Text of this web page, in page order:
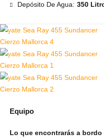
Depósito De Agua: 350
Equipo
Lo que encontrarás a bordo